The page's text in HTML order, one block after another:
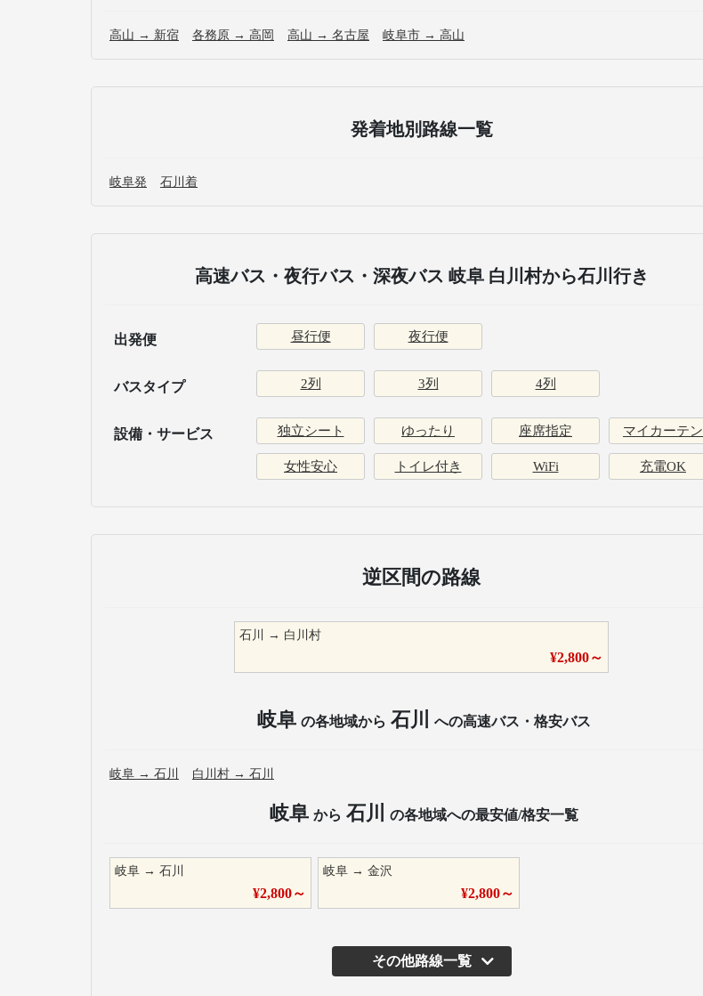
高山 → 新宿 各務原 → 高岡 高山 → 名古屋 岐阜市 → 高山
発着地別路線一覧
岐阜発 石川着
高速バス・夜行バス・深夜バス 岐阜 白川村から石川行き
出発便 昼行便 夜行便
バスタイプ 2列 3列 4列
設備・サービス 独立シート ゆったり 座席指定 マイカーテン
女性安心 トイレ付き WiFi 充電OK
逆区間の路線
石川 → 白川村
¥2,800～
岐阜 の各地域から 石川 への高速バス・格安バス
岐阜 → 石川 白川村 → 石川
岐阜 から 石川 の各地域への最安値/格安一覧
岐阜 → 石川
¥2,800～
岐阜 →金沢
¥2,800～
その他路線一覧